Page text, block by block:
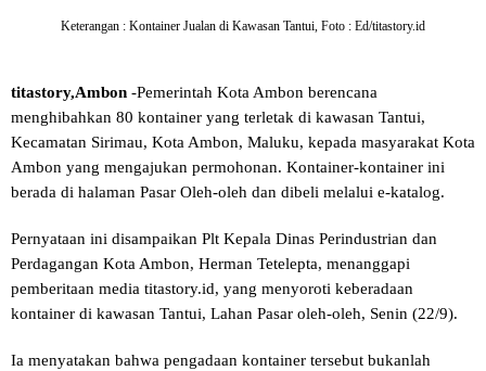
Keterangan : Kontainer Jualan di Kawasan Tantui, Foto : Ed/titastory.id
titastory,Ambon -Pemerintah Kota Ambon berencana
menghibahkan 80 kontainer yang terletak di kawasan Tantui,
Kecamatan Sirimau, Kota Ambon, Maluku, kepada masyarakat Kota
Ambon yang mengajukan permohonan. Kontainer-kontainer ini
berada di halaman Pasar Oleh-oleh dan dibeli melalui e-katalog.
Pernyataan ini disampaikan Plt Kepala Dinas Perindustrian dan
Perdagangan Kota Ambon, Herman Tetelepta, menanggapi
pemberitaan media titastory.id, yang menyoroti keberadaan
kontainer di kawasan Tantui, Lahan Pasar oleh-oleh, Senin (22/9).
Ia menyatakan bahwa pengadaan kontainer tersebut bukanlah